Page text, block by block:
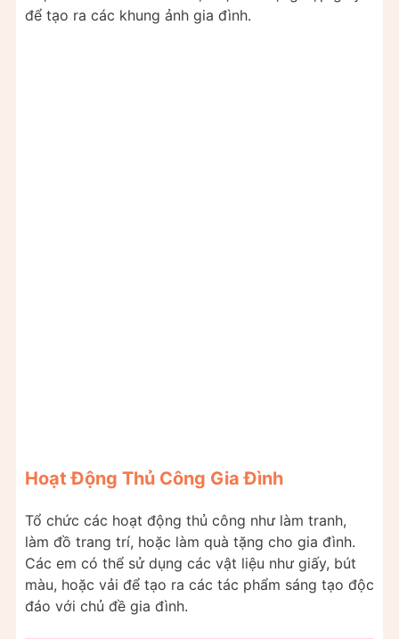
để tạo ra các khung ảnh gia đình.
Hoạt Động Thủ Công Gia Đình
Tổ chức các hoạt động thủ công như làm tranh,
làm đồ trang trí, hoặc làm quà tặng cho gia đình.
Các em có thể sử dụng các vật liệu như giấy, bút
màu, hoặc vải để tạo ra các tác phẩm sáng tạo độc
đáo với chủ đề gia đình.